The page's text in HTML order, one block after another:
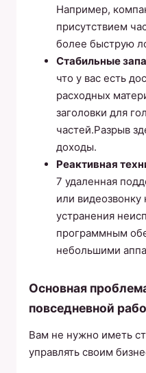
Например,
присутствием
более быструю
Стабильные
что у вас есть
расходных
заголовки для
частей.Разрыв
доходы.
Реактивная
7 удаленная
или
устранения
программным
небольшими
Основная
повседневной
Вам не нужно иметь
управлять своим